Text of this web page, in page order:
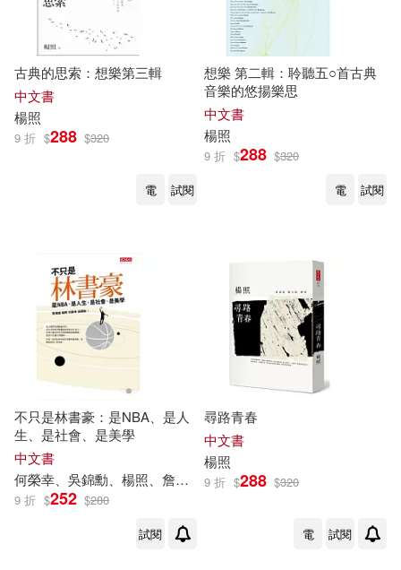
古典的思索：想樂第三輯
中文書
楊照
9 折 $288 $320
電 試閱
想樂 第二輯：聆聽五○首古典
音樂的悠揚樂思
中文書
楊照
9 折 $288 $320
電
試閱
不只是林書豪：是NBA、是人
生、是社會、是美學
中文書
何榮幸、吳錦勳、 楊照 、詹偉雄
9 折 $252 $280
試閱
尋路青春
中文書
楊照
9 折 $288 $320
電 試閱